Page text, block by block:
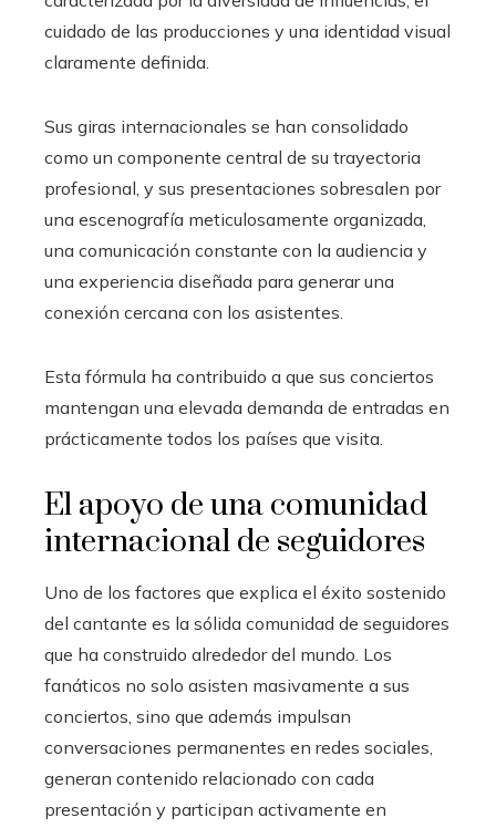
cuidado de las producciones y una identidad visual
claramente definida.
Sus giras internacionales se han consolidado
como un componente central de su trayectoria
profesional, y sus presentaciones sobresalen por
una escenografía meticulosamente organizada,
una comunicación constante con la audiencia y
una experiencia diseñada para generar una
conexión cercana con los asistentes.
Esta fórmula ha contribuido a que sus conciertos
mantengan una elevada demanda de entradas en
prácticamente todos los países que visita.
El apoyo de una comunidad
internacional de seguidores
Uno de los factores que explica el éxito sostenido
del cantante es la sólida comunidad de seguidores
que ha construido alrededor del mundo. Los
fanáticos no solo asisten masivamente a sus
conciertos, sino que además impulsan
conversaciones permanentes en redes sociales,
generan contenido relacionado con cada
presentación y participan activamente en